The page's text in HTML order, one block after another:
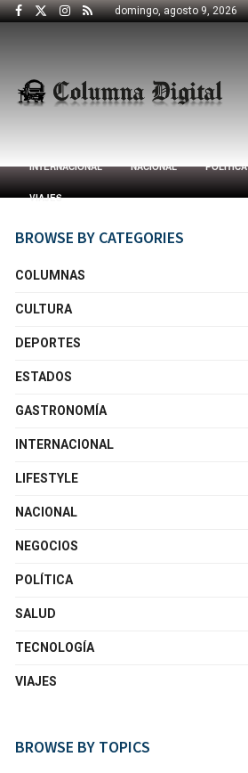
domingo, agosto 9, 2026
INTERNACIONAL NACIONAL POLÍTICA
VIAJES
BROWSE BY CATEGORIES
COLUMNAS
CULTURA
DEPORTES
ESTADOS
GASTRONOMÍA
INTERNACIONAL
LIFESTYLE
NACIONAL
NEGOCIOS
POLÍTICA
SALUD
TECNOLOGÍA
VIAJES
BROWSE BY TOPICS